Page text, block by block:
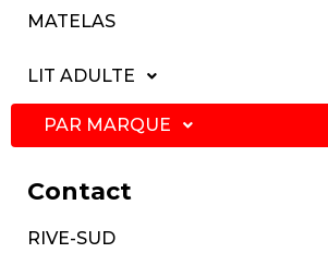
MATELAS
LIT ADULTE
PAR MARQUE
Contact
RIVE-SUD